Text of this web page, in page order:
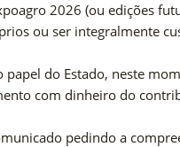
2026 (ou edições
ou ser integralmente
do Estado, neste
com dinheiro do
pedindo a